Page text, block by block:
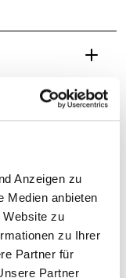
Anzeigen zu
Medien anbieten
Website zu
zu Ihrer
Partner für
Partner
auf Anfrage
1. Januar,
Dezember